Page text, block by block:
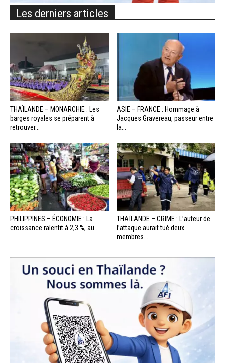
Les derniers articles
THAÏLANDE – MONARCHIE : Les
barges royales se préparent à
retrouver...
ASIE – FRANCE : Hommage à
Jacques Gravereau, passeur entre
la...
PHILIPPINES – ÉCONOMIE : La
croissance ralentit à 2,3 %, au...
THAÏLANDE – CRIME : L’auteur de
l’attaque aurait tué deux
membres...